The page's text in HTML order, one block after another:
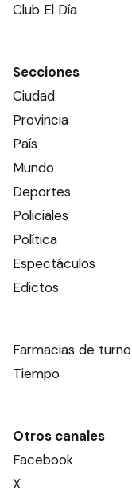
Club El Día
Secciones
Ciudad
Provincia
País
Mundo
Deportes
Policiales
Política
Espectáculos
Edictos
Farmacias de turno
Tiempo
Otros canales
Facebook
X